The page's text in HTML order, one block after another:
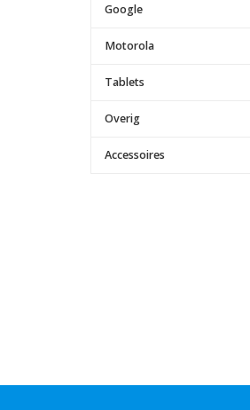
Google
Motorola
Tablets
Overig
Accessoires